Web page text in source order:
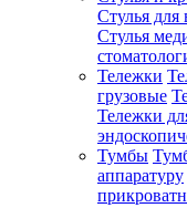
Стулья для
Стулья
Тележки
грузовые
Тележки
Тумбы
аппаратуру